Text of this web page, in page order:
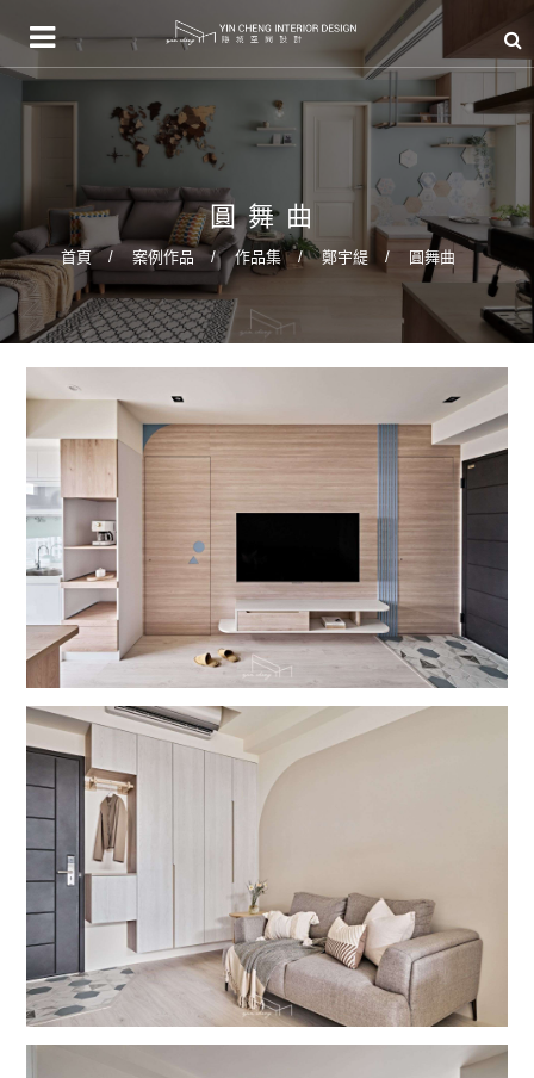
圓舞曲
首頁 案例作品 作品集 鄭宇緹 圓舞曲